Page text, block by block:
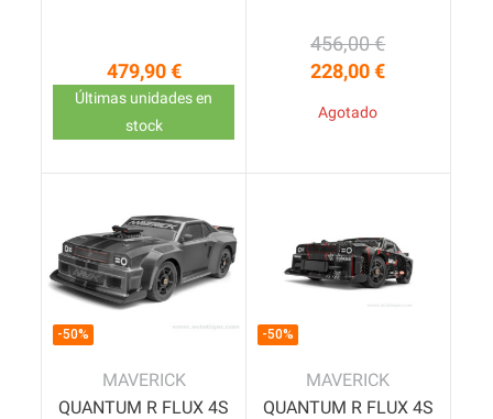
Precio
479,90 €
Últimas unidades en
stock
Precio base
456,00 €
Precio
228,00 €
Agotado
-50%
MAVERICK
QUANTUM R FLUX 4S
-50%
MAVERICK
QUANTUM R FLUX 4S